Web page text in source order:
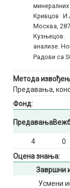
Кривцов
Москва,
Кузњецов.
анализе.
Радови са
Метода
Предавања,
Фонд:
Предавања
4
0
Оцена знања:
Завршни
Усмени